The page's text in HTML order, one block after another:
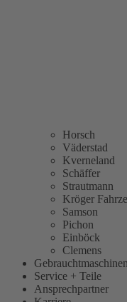
Horsch
Väderstad
Kverneland
Schäffer
Strautmann
Kröger
Samson
Pichon
Einböck
Clemens
Gebrauchtmaschinen
Service + Teile
Ansprechpartner